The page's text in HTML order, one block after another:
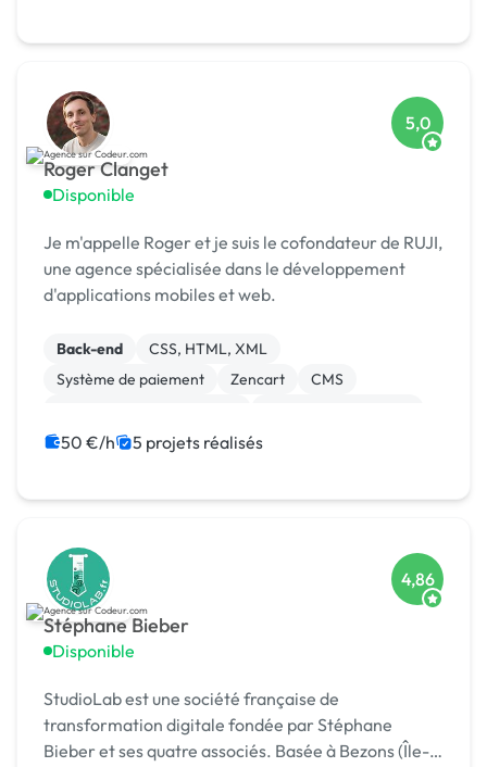
Roger Clanget
Disponible
5,0
Je m'appelle Roger et je suis le cofondateur de RUJI,
une agence spécialisée dans le développement
d'applications mobiles et web.
Back-end
CSS, HTML, XML
Système de paiement
Zencart
CMS
Gestion site web
Landing page
50 €/h 5 projets réalisés
Stéphane Bieber
Disponible
4,86
StudioLab est une société française de
transformation digitale fondée par Stéphane
Bieber et ses quatre associés. Basée à Bezons (Île-